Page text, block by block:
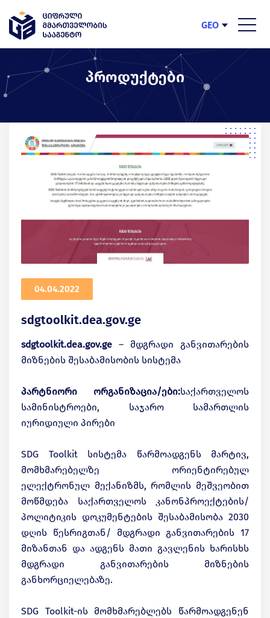
GEO
ENG
პროდუქტები
04.04.2022
sdgtoolkit.dea.gov.ge
sdgtoolkit.dea.gov.ge – მდგრადი განვითარების
მიზნების შესაბამისობის სისტემა
პარტნიორი ორგანიზაცია/ები:საქართველოს
სამინისტროები, საჯარო სამართლის
იურიდიული პირები
SDG Toolkit სისტემა წარმოადგენს მარტივ,
მომხმარებელზე ორიენტირებულ
ელექტრონულ მექანიზმს, რომლის მეშვეობით
მოწმდება საქართველოს კანონპროექტების/
პოლიტიკის დოკუმენტების შესაბამისობა 2030
დღის წესრიგთან/ მდგრადი განვითარების 17
მიზანთან და ადგენს მათი გავლენის ხარისხს
მდგრადი განვითარების მიზნების
განხორციელებაზე.
SDG Toolkit-ის მომხმარებლებს წარმოადგენენ